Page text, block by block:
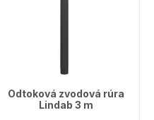
Odtoková zvodová rúra
Lindab 3 m